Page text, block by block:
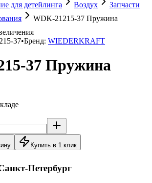
для детейлинга Воздух
Запчасти
WDK-21215-37 Пружина
37•Бренд: WIEDERKRAFT
37 Пружина
Купить в 1 клик
Петербург